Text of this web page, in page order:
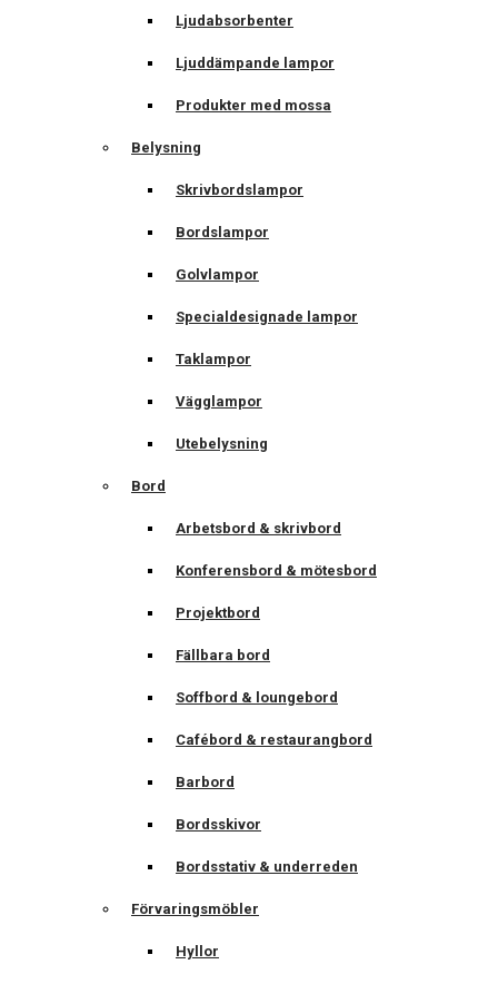
Ljudabsorbenter
Ljuddämpande lampor
Produkter med mossa
Belysning
Skrivbordslampor
Bordslampor
Golvlampor
Specialdesignade lampor
Taklampor
Vägglampor
Utebelysning
Bord
Arbetsbord & skrivbord
Konferensbord & mötesbord
Projektbord
Fällbara bord
Soffbord & loungebord
Cafébord & restaurangbord
Barbord
Bordsskivor
Bordsstativ & underreden
Förvaringsmöbler
Hyllor